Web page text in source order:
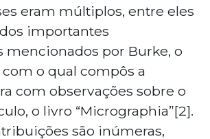
eram múltiplos, entre eles
importantes
mencionados por Burke, o
o qual compôs a
com observações sobre o
o livro “Micrographia”[2].
são inúmeras,